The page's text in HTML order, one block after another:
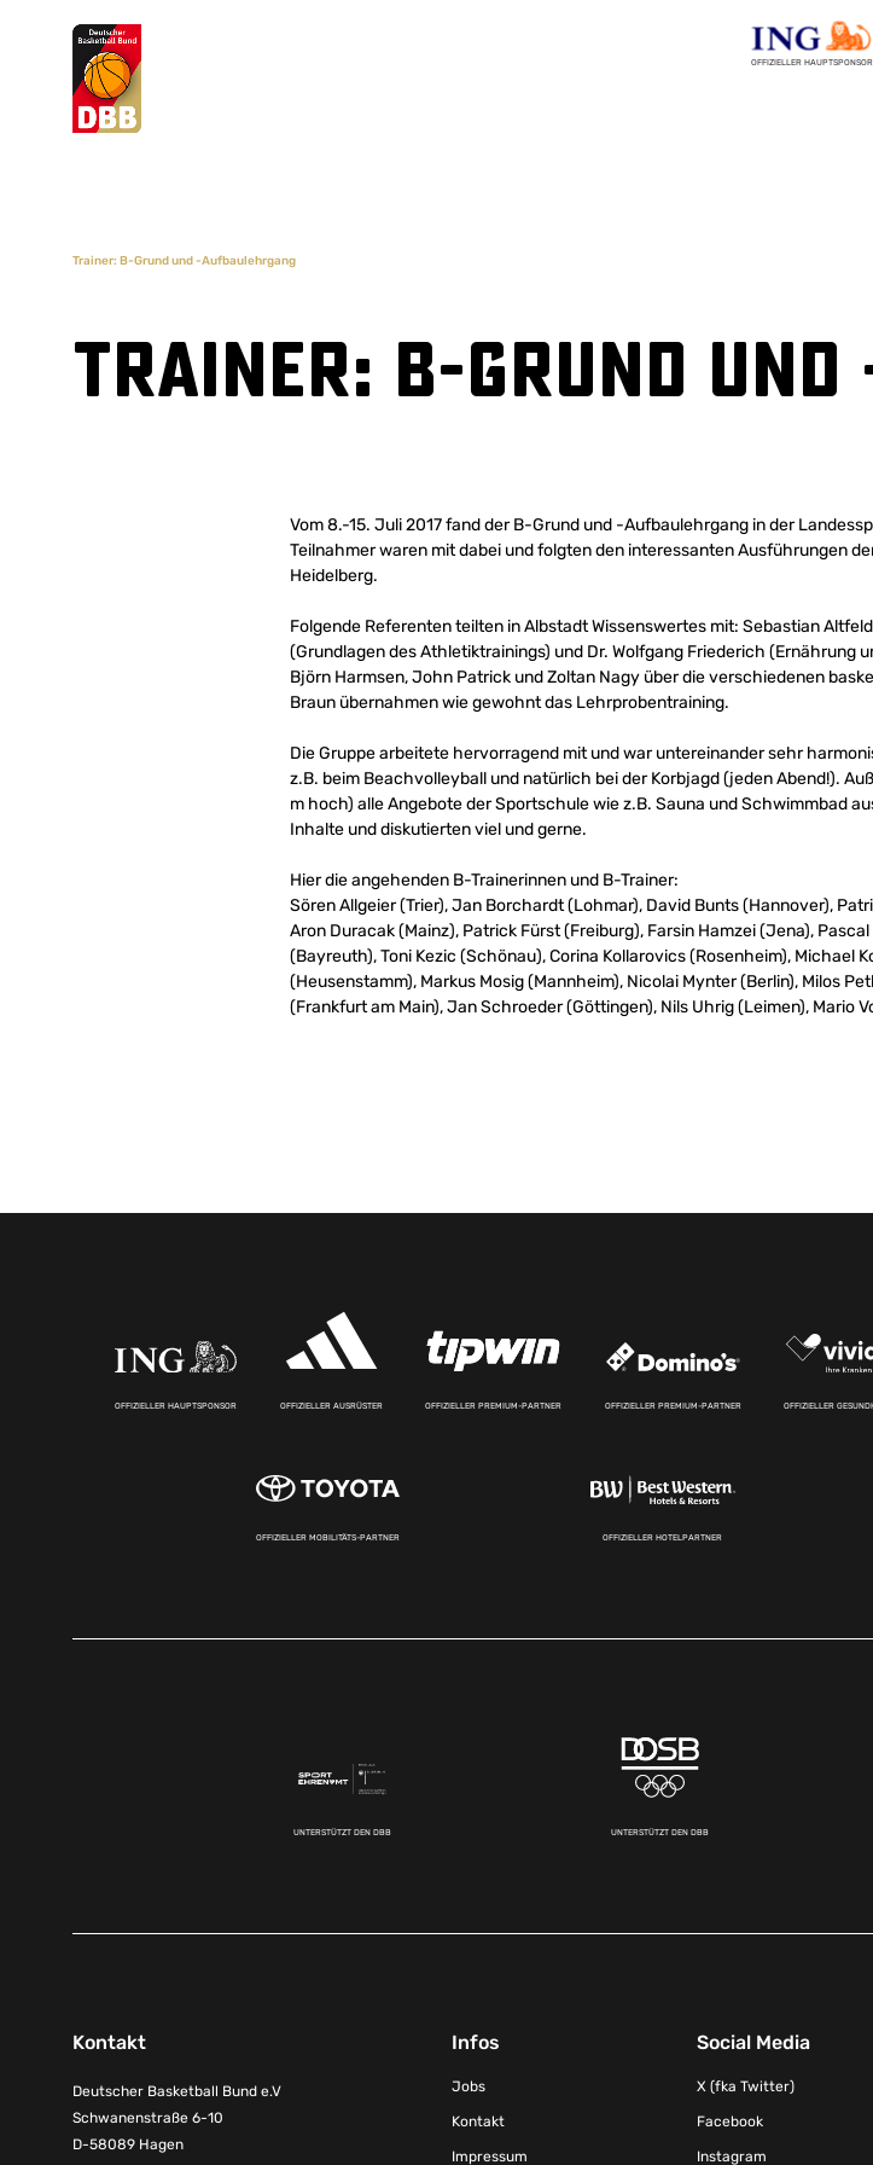
OFFIZIELLER HAUPTSPONSOR
Suchvorschläge
Trainer: B-Grund und -Aufbaulehrgang
Trainer: B-Grund
Vom 8.-15. Juli 2017 fand der B-Grund und -Aufbaulehrgang in der
Teilnahmer waren mit dabei und folgten den interessanten Ausführungen
Heidelberg.
Folgende Referenten teilten in Albstadt Wissenswertes mit: Sebastian
(Grundlagen des Athletiktrainings) und Dr. Wolfgang Friederich (Ernährung
Björn Harmsen, John Patrick und Zoltan Nagy über die verschiedenen
Braun übernahmen wie gewohnt das Lehrprobentraining.
Die Gruppe arbeitete hervorragend mit und war untereinander sehr
z.B. beim Beachvolleyball und natürlich bei der Korbjagd (jeden Abend!).
m hoch) alle Angebote der Sportschule wie z.B. Sauna und Schwimmbad
Inhalte und diskutierten viel und gerne.
Hier die angehenden B-Trainerinnen und B-Trainer:
Sören Allgeier (Trier), Jan Borchardt (Lohmar), David Bunts (Hannover),
Aron Duracak (Mainz), Patrick Fürst (Freiburg), Farsin Hamzei (Jena),
(Bayreuth), Toni Kezic (Schönau), Corina Kollarovics (Rosenheim), Michael
(Heusenstamm), Markus Mosig (Mannheim), Nicolai Mynter (Berlin), Milos
(Frankfurt am Main), Jan Schroeder (Göttingen), Nils Uhrig (Leimen), Mario
OFFIZIELLER HAUPTSPONSOR OFFIZIELLER AUSRÜSTER OFFIZIELLER PREMIUM-PARTNER OFFIZIELLER PREMIUM-PARTNER OFFIZIELLER
OFFIZIELLER MOBILITÄTS-PARTNER OFFIZIELLER HOTELPARTNER
UNTERSTÜTZT DEN DBB UNTERSTÜTZT DEN DBB
Kontakt
Deutscher Basketball Bund e.V
Schwanenstraße 6-10
D-58089 Hagen
Infos
Jobs
Kontakt
Impressum
Social Media
X (fka Twitter)
Facebook
Instagram